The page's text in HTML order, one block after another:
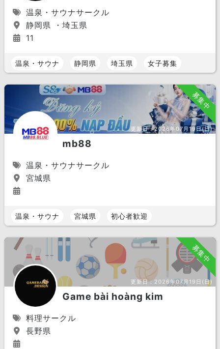
岩手県
関東 エリア
東京都
埼玉県 茨城県 群馬県
中部 エリア
愛知県 静岡県 岐阜県
長野県 山梨県 石川県
富山県
近畿 エリア
大阪府
和歌山県
中国 エリア
岡山県
広島県 山口県
四国 エリア
愛媛県 徳島県
高知県
九州 エリア
温泉・サウナサークル
静岡県 ・埼玉県
11
温泉・サウナ 静岡県 埼玉県 女子募集
募集中
更新日：2026年07月19日(日)
mb88
温泉・サウナサークル
宮城県
温泉・サウナ 宮城県 初心者歓迎
募集中
更新日： 2026年07月19日(日)
Game bài hoàng kim
料理サークル
長野県